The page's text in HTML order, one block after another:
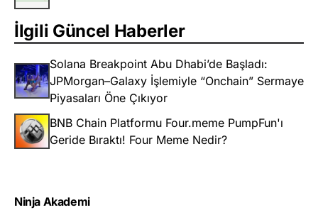
İlgili Güncel Haberler
Solana Breakpoint Abu Dhabi’de Başladı:
JPMorgan–Galaxy İşlemiyle “Onchain” Sermaye
Piyasaları Öne Çıkıyor
BNB Chain Platformu Four.meme PumpFun'ı
Geride Bıraktı! Four Meme Nedir?
Ninja Akademi